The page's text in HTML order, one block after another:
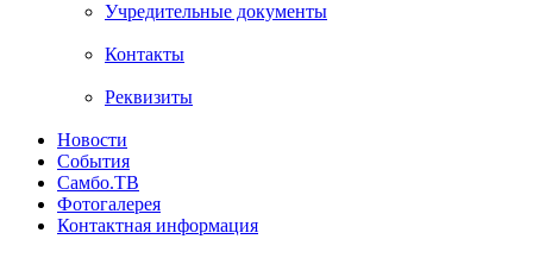
Учредительные документы
Контакты
Реквизиты
Новости
События
Самбо.ТВ
Фотогалерея
Контактная информация